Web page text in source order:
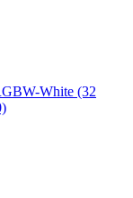
White (32